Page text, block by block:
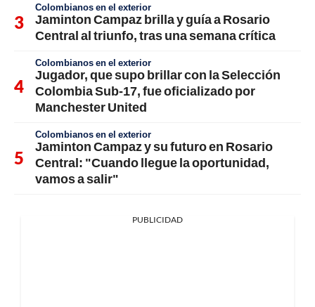
Colombianos en el exterior
Jaminton Campaz brilla y guía a Rosario
Central al triunfo, tras una semana crítica
Colombianos en el exterior
Jugador, que supo brillar con la Selección
Colombia Sub-17, fue oficializado por
Manchester United
Colombianos en el exterior
Jaminton Campaz y su futuro en Rosario
Central: "Cuando llegue la oportunidad,
vamos a salir"
PUBLICIDAD